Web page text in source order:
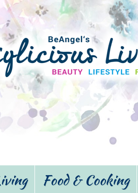
Food & Cooking